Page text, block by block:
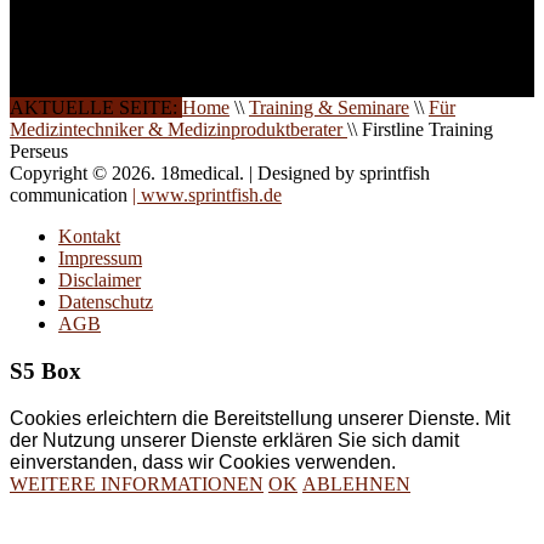
AKTUELLE SEITE: Home \\ Training & Seminare \\ Für
Medizintechniker & Medizinproduktberater\\ Firstline Training
Perseus
Copyright © 2026. 18medical. | Designed by sprintfish
communication | www.sprintfish.de
Kontakt
Impressum
Disclaimer
Datenschutz
AGB
S5 Box
Cookies erleichtern die Bereitstellung unserer Dienste. Mit
der Nutzung unserer Dienste erklären Sie sich damit
einverstanden, dass wir Cookies verwenden.
WEITERE INFORMATIONEN OK ABLEHNEN